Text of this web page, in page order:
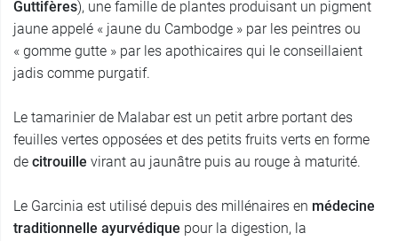
Guttifères), une famille de plantes produisant un pigment
jaune appelé « jaune du Cambodge » par les peintres ou
« gomme gutte » par les apothicaires qui le conseillaient
jadis comme purgatif.
Le tamarinier de Malabar est un petit arbre portant des
feuilles vertes opposées et des petits fruits verts en forme
de citrouille virant au jaunâtre puis au rouge à maturité.
Le Garcinia est utilisé depuis des millénaires en médecine
traditionnelle ayurvédique pour la digestion, la